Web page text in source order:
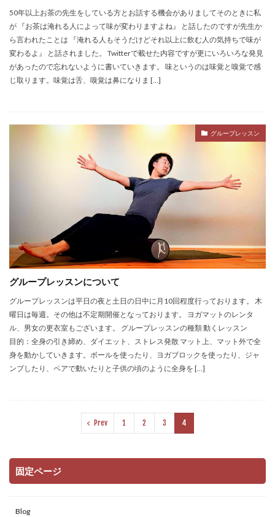
50年以上お茶の先生をしている方とお話する機会がありましてそのときに私
が 『お茶は淹れる人によって味が変わりますよね』 と話したのですが先生か
ら言われたことは 『淹れる人もそうだけどそれ以上に飲む人の気持ちで味が
変わるよ』 と話されました。 Twitterで載せた内容ですが更にいろいろな発見
があったので忘れないように書いていきます。 味というのは味覚と嗅覚で感
じ取ります。味覚は舌、嗅覚は鼻になりま […]
グループレッスン
グループレッスンについて
グループレッスンは平日の夜と土日の日中に月10回程度行っております。 木
曜日は毎週。その他は不定期開催となっております。 ヨガマットのレンタ
ル、男女の更衣室もございます。 グループレッスンの種類 動くレッスン
目的：全身の引き締め、ダイエット、ストレス発散 マット上、マット外で全
身を動かしていきます。ボールを使ったり、ヨガブロックを使ったり、ジャ
ンプしたり、ペアで動いたりと子供の頃のように全身を […]
Prev 1 2 3 4
固定ページ
Blog
ボディワーク
ヨガ ワークショップ
不調
五感
五感の話 代謝
便秘
個人セッション
動くレッスン
原理原則
味覚 香り
検索